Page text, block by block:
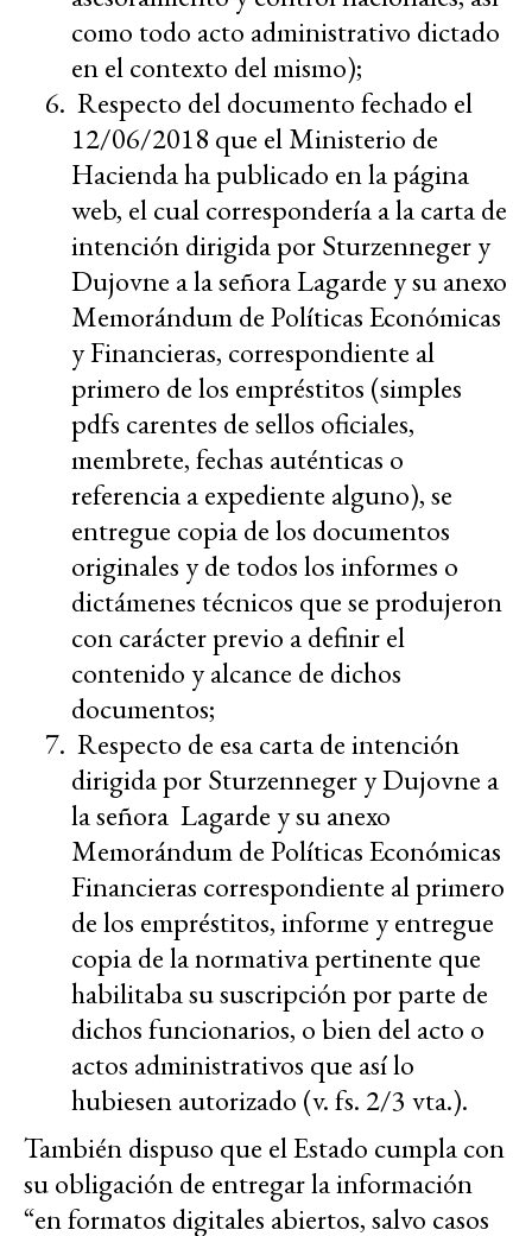
como todo acto administrativo dictado
en el contexto del mismo);
Respecto del documento fechado el
12/06/2018 que el Ministerio de
Hacienda ha publicado en la página
web, el cual correspondería a la carta de
intención dirigida por Sturzenneger y
Dujovne a la señora Lagarde y su anexo
Memorándum de Políticas Económicas
y Financieras, correspondiente al
primero de los empréstitos (simples
pdfs carentes de sellos oficiales,
membrete, fechas auténticas o
referencia a expediente alguno), se
entregue copia de los documentos
originales y de todos los informes o
dictámenes técnicos que se produjeron
con carácter previo a definir el
contenido y alcance de dichos
documentos;
Respecto de esa carta de intención
dirigida por Sturzenneger y Dujovne a
la señora Lagarde y su anexo
Memorándum de Políticas Económicas
Financieras correspondiente al primero
de los empréstitos, informe y entregue
copia de la normativa pertinente que
habilitaba su suscripción por parte de
dichos funcionarios, o bien del acto o
actos administrativos que así lo
hubiesen autorizado (v. fs. 2/3 vta.).
También dispuso que el Estado cumpla con
su obligación de entregar la información
“en formatos digitales abiertos, salvo casos